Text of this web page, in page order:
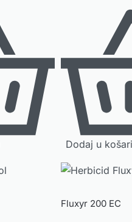
Dodaj u
Fluxyr 200 EC